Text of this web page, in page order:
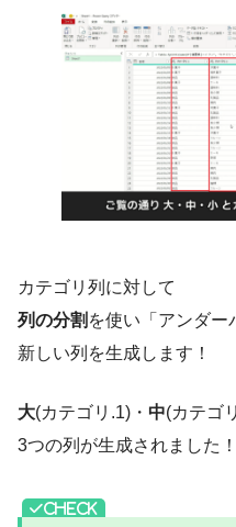
カテゴリ列に対して
列の分割 を使い「アンダー
新しい列を生成します！
大(カテゴリ.1)・ 中(カテゴ
3つの列が生成されました！